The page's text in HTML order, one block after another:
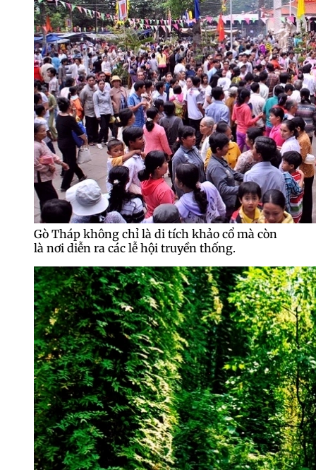
Gò Tháp không chỉ là di tích khảo cổ mà còn
là nơi diễn ra các lễ hội truyền thống.